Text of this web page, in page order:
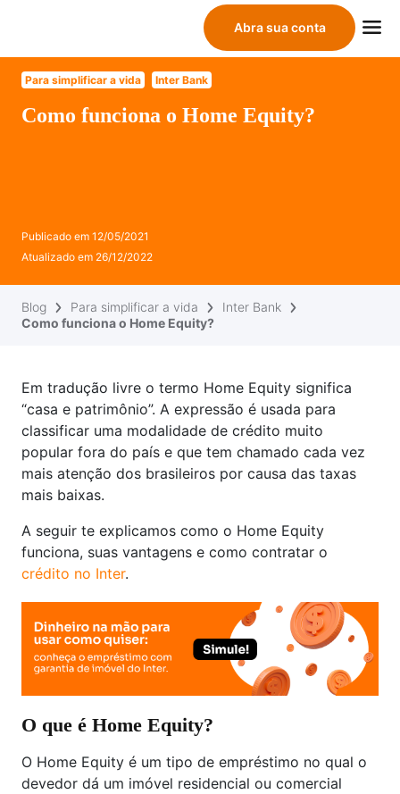
Abra sua conta
Para simplificar a vida Inter Bank
Como funciona o Home Equity?
Publicado em 12/05/2021
Atualizado em 26/12/2022
Blog Para simplificar a vida
Inter Bank
Como funciona o Home Equity?
Em tradução livre o termo Home Equity significa
“casa e patrimônio”. A expressão é usada para
classificar uma modalidade de crédito muito
popular fora do país e que tem chamado cada vez
mais atenção dos brasileiros por causa das taxas
mais baixas.
A seguir te explicamos como o Home Equity
funciona, suas vantagens e como contratar o
crédito no Inter.
O que é Home Equity?
O Home Equity é um tipo de empréstimo no qual o
devedor dá um imóvel residencial ou comercial